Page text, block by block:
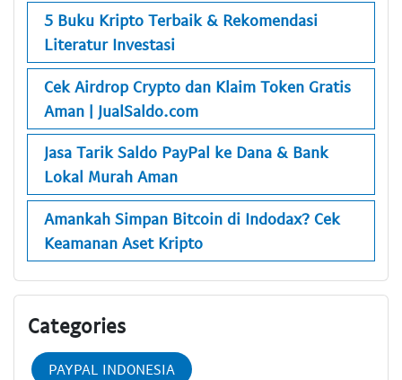
5 Buku Kripto Terbaik & Rekomendasi
Literatur Investasi
Cek Airdrop Crypto dan Klaim Token Gratis
Aman | JualSaldo.com
Jasa Tarik Saldo PayPal ke Dana & Bank
Lokal Murah Aman
Amankah Simpan Bitcoin di Indodax? Cek
Keamanan Aset Kripto
Categories
PAYPAL INDONESIA